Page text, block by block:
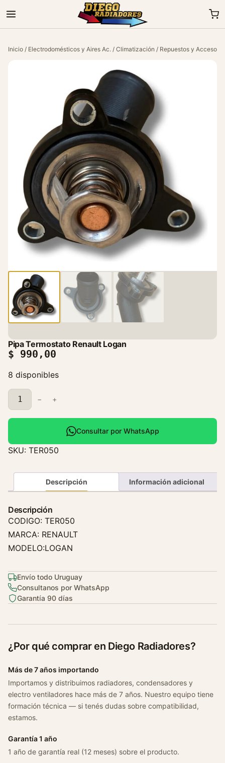
Inicio / Electrodomésticos y Aires Ac. / Climatización / Repuestos y
Pipa Termostato Renault Logan
$ 990,00
8 disponibles
P
i
p
T
e
o
t
a
t
o
e
n
a
l
L
g
a
n
c
a
− +
Consultar por WhatsApp
SKU: TER050
Descripción Información adicional
Descripción
CODIGO: TER050
MARCA: RENAULT
MODELO:LOGAN
Envío todo Uruguay
Consultanos por WhatsApp
Garantía 90 días
¿Por qué comprar en Diego Radiadores?
Más de 7 años importando
Importamos y distribuimos radiadores, condensadores y
electro ventiladores hace más de 7 años. Nuestro equipo tiene
formación técnica — si tenés dudas sobre compatibilidad,
estamos.
Garantía 1 año
1 año de garantía real (12 meses) sobre el producto.